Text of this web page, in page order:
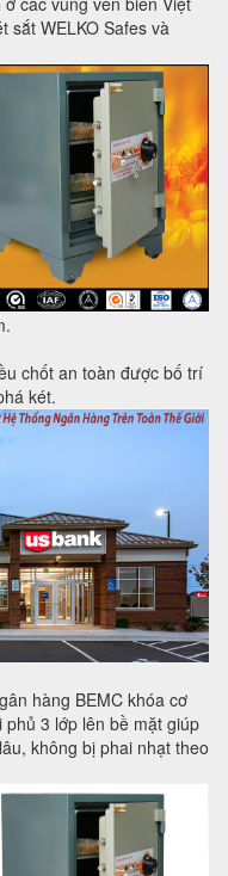
sắt WELKO Safes và
chốt an toàn được bố trí
két.
hàng BEMC khóa cơ
3 lớp lên bề mặt giúp
không bị phai nhạt theo